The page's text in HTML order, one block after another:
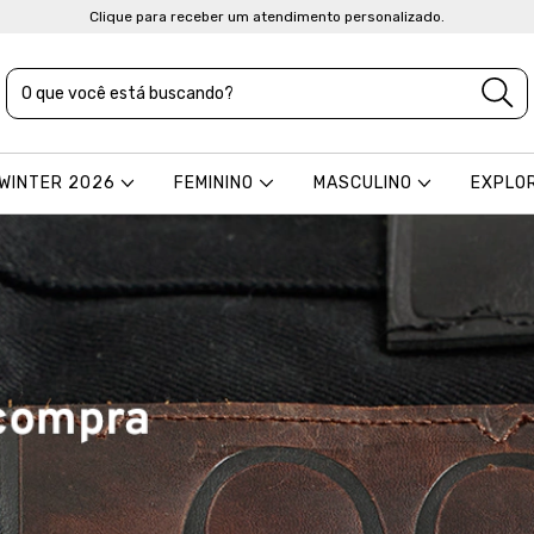
Clique para receber um atendimento personalizado.
2026 FEMININO MASCULINO